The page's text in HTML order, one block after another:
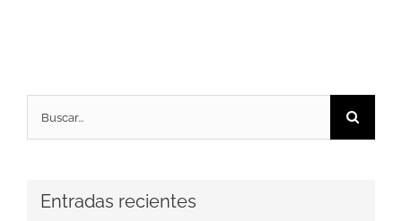
Entradas recientes